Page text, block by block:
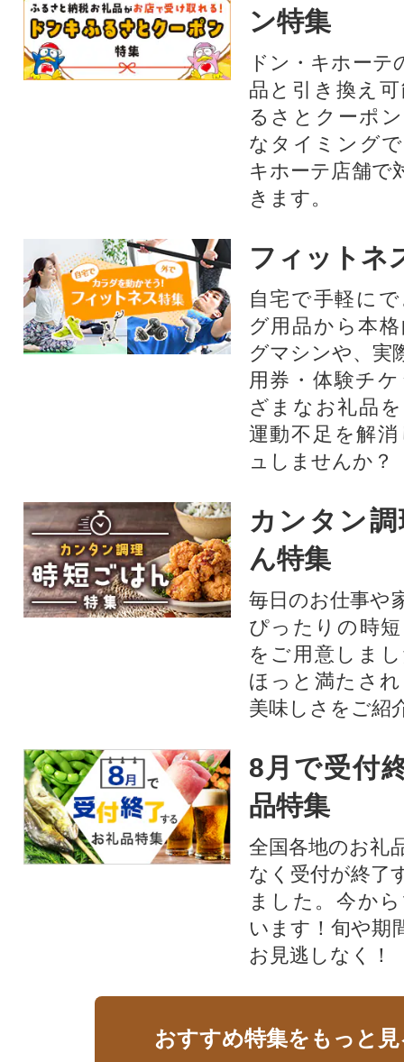
ン特集
ドン・キホーテ
品と引き換え
るさとクーポ
なタイミング
キホーテ店舗で
きます。
フィットネ
自宅で手軽に
グ用品から本
グマシンや、実
用券・体験チ
ざまなお礼品
運動不足を解
ュしませんか？
カンタン
ん特集
毎日のお仕事や
ぴったりの時
をご用意しま
ほっと満たさ
美味しさをご紹
8月で受付
品特集
全国各地のお礼
なく受付が終了
ました。今か
います！旬や期
お見逃しなく！
おすすめ特集をもっと